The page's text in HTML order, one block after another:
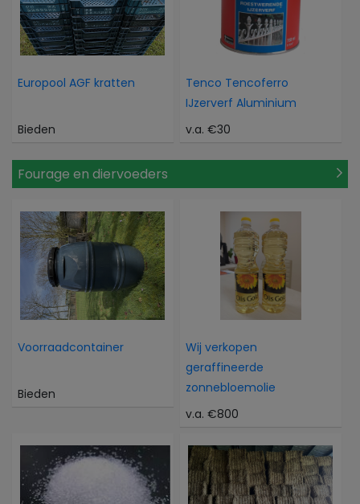
Europool AGF kratten
Bieden
Tenco Tencoferro
IJzerverf Aluminium
v.a. €30
Fourage en diervoeders
Voorraadcontainer
Bieden
Wij verkopen
geraffineerde
zonnebloemolie
v.a. €800